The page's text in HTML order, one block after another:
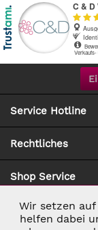
Service Hotline
Rechtliches
Shop Service
Zahlung &
Notwendig
Wir setzen auf
helfen dabei